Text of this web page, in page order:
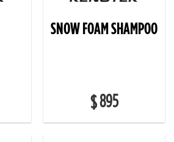
SNOW FOAM SHAMPOO
$895